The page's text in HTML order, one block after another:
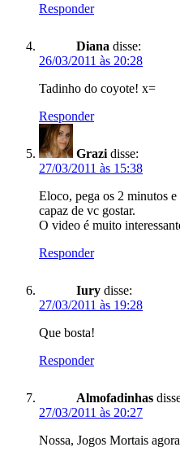
Responder
Diana disse:
26/03/2011 às 20:28
Tadinho do coyote! x=
Responder
Grazi disse:
27/03/2011 às 15:38
Eloco, pega os 2 minutos
capaz de vc gostar.
O video é muito
Responder
Iury disse:
27/03/2011 às 19:28
Que bosta!
Responder
Almofadinhas
27/03/2011 às 20:27
Nossa, Jogos Mortais